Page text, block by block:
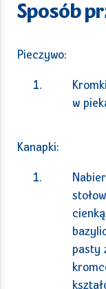
Sposób
Pieczywo:
w
Kanapki:
pasty